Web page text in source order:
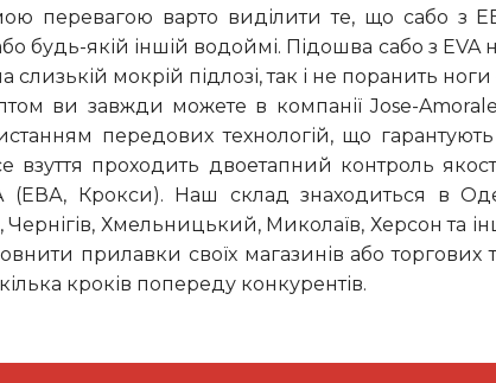
перевагою варто виділити те, що сабо з
будь-якій іншій водоймі. Підошва сабо з EVA
мокрій підлозі, так і не поранить
ви завжди можете в компанії Jose-
передових технологій, що гарантують
проходить двоетапний контроль
Крокси). Наш склад знаходиться в
Чернігів, Хмельницький, Миколаїв, Херсон та
прилавки своїх магазинів або торгових
кроків попереду конкурентів.